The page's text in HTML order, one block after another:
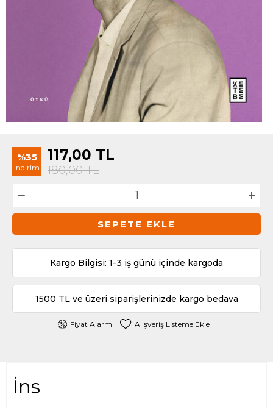
%35
indirim
117,00 TL
180,00TL
SEPETE EKLE
Kargo Bilgisi: 1-3 iş günü içinde kargoda
1500 TL ve üzeri siparişlerinizde kargo bedava
Fiyat Alarmı Alışveriş Listeme Ekle
İns